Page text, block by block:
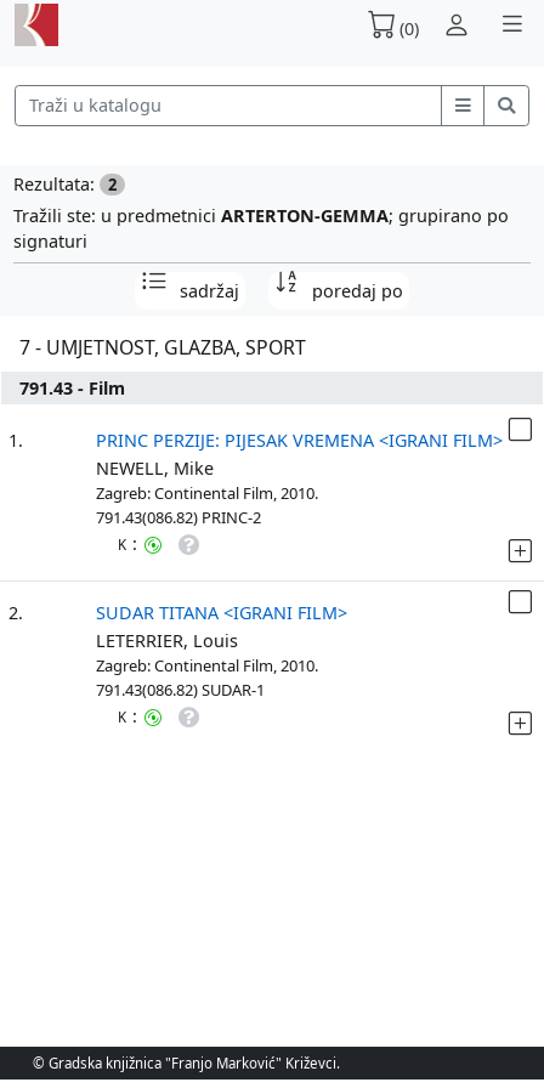
(0)
Rezultata: 2
Tražili ste: u predmetnici ARTERTON-GEMMA; grupirano po
signaturi
sadržaj poredaj po
7 - UMJETNOST, GLAZBA, SPORT
791.43 - Film
1.
PRINC PERZIJE: PIJESAK VREMENA <IGRANI FILM>
NEWELL, Mike
Zagreb: Continental Film, 2010.
791.43(086.82) PRINC-2
K :
2.
SUDAR TITANA <IGRANI FILM>
LETERRIER, Louis
Zagreb: Continental Film, 2010.
791.43(086.82) SUDAR-1
K :
© Gradska knjižnica "Franjo Marković" Križevci.